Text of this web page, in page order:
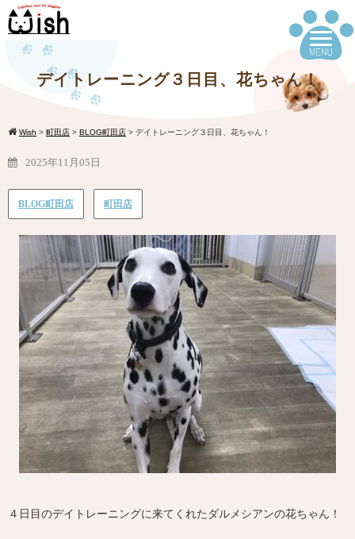
デイトレーニング３日目、花ちゃん！
Wish > 町田店 > BLOG町田店 > デイトレーニング３日目、花ちゃん！
2025年11月05日
BLOG町田店 町田店
４日目のデイトレーニングに来てくれたダルメシアンの花ちゃん！